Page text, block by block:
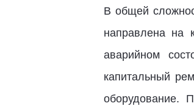
В общей
направлена на
аварийном
капитальный
оборудование.